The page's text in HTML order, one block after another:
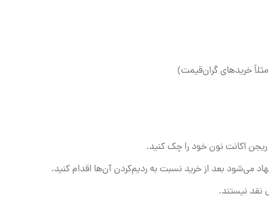
خریدهای گران‌قیمت)
اکانت نون خود را چک کنید.
می‌شود بعد از خرید نسبت به ردیم‌کردن آن‌ها اقدام کنید.
نقد نیستند.